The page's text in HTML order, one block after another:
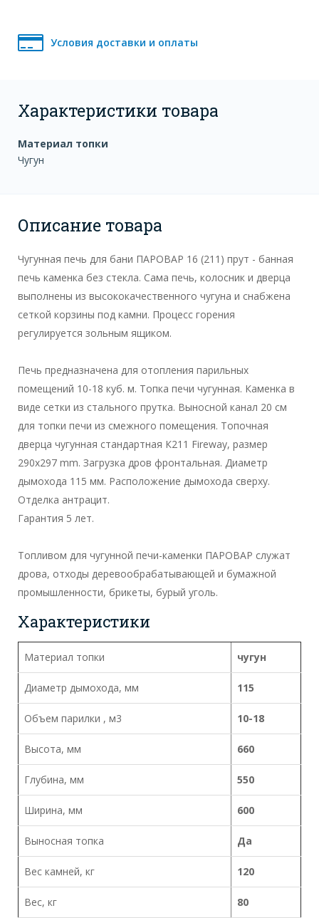
Условия доставки и оплаты
Характеристики товара
Материал топки
Чугун
Описание товара
Чугунная печь для бани ПАРОВАР 16 (211) прут - банная
печь каменка без стекла. Сама печь, колосник и дверца
выполнены из высококачественного чугуна и снабжена
сеткой корзины под камни. Процесс горения
регулируется зольным ящиком.
Печь предназначена для отопления парильных
помещений 10-18 куб. м. Топка печи чугунная. Каменка в
виде сетки из стального прутка. Выносной канал 20 см
для топки печи из смежного помещения. Топочная
дверца чугунная стандартная К211 Fireway, размер
290х297 mm. Загрузка дров фронтальная. Диаметр
дымохода 115 мм. Расположение дымохода сверху.
Отделка антрацит.
Гарантия 5 лет.
Топливом для чугунной печи-каменки ПАРОВАР служат
дрова, отходы деревообрабатывающей и бумажной
промышленности, брикеты, бурый уголь.
Характеристики
Материал топки чугун
Диаметр дымохода, мм 115
Объем парилки , м3 10-18
Высота, мм 660
Глубина, мм 550
Ширина, мм 600
Выносная топка Да
Вес камней, кг 120
Вес, кг 80